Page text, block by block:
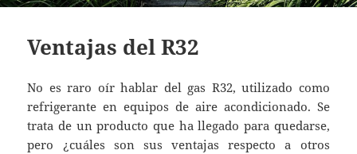
Ventajas del R32
No es raro oír hablar del gas R32, utilizado como
refrigerante en equipos de aire acondicionado. Se
trata de un producto que ha llegado para quedarse,
pero ¿cuáles son sus ventajas respecto a otros